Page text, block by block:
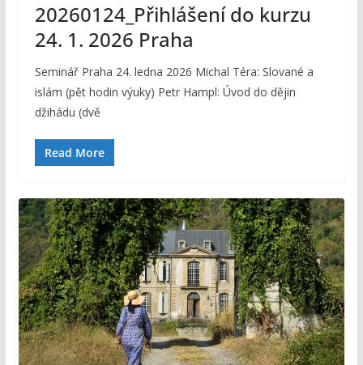
20260124_Přihlášení do kurzu
24. 1. 2026 Praha
Seminář Praha 24. ledna 2026 Michal Téra: Slované a
islám (pět hodin výuky) Petr Hampl: Úvod do dějin
džihádu (dvě
Read More